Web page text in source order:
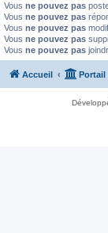
Vous ne pouvez pas
Vous ne pouvez pas
Vous ne pouvez pas
Vous ne pouvez pas
Vous ne pouvez pas
Accueil Portail